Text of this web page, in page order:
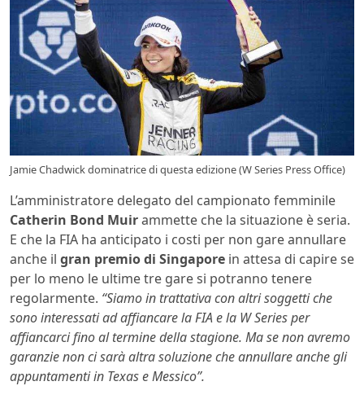
Jamie Chadwick dominatrice di questa edizione (W Series Press Office)
L’amministratore delegato del campionato femminile
Catherin Bond Muirammette che la situazione è seria.
E che la FIA ha anticipato i costi per non gare annullare
anche il gran premio di Singapore in attesa di capire se
per lo meno le ultime tre gare si potranno tenere
regolarmente. “Siamo in trattativa con altri soggetti che
sono interessati ad affiancare la FIA e la W Series per
affiancarci fino al termine della stagione. Ma se non avremo
garanzie non ci sarà altra soluzione che annullare anche gli
appuntamenti in Texas e Messico”.